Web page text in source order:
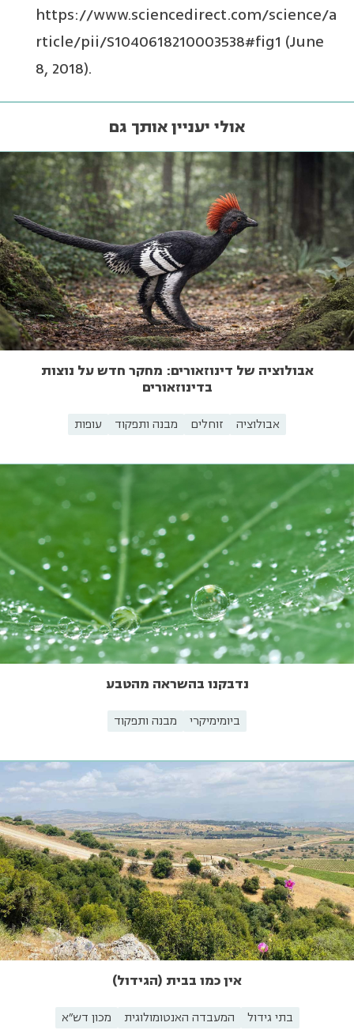
https://www.sciencedirect.com/science/a
rticle/pii/S1040618210003538#fig1 (June
8, 2018).
אולי יעניין אותך גם
אבולוציה של דינוזאורים: מחקר חדש על נוצות
בדינוזאורים
אבולוציה זוחלים מבנה ותפקוד עופות
נדבקנו בהשראה מהטבע
ביומימיקרי מבנה ותפקוד
אין כמו בבית (הגידול)
בתי גידול המעבדה האנטומולוגית מכון דש"א